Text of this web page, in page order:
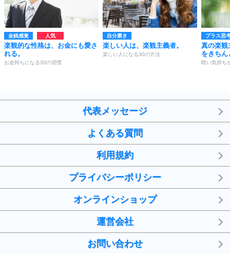
金銭感覚
楽観的な性格は、お金にも愛さ
れる。
お金持ちになる30の習慣
自分磨き
楽しい人は、楽観主義者。
楽しい人になる30の方法
プラス思
真の楽観
をきちん
暗い気持ち
代表メッセージ
よくある質問
利用規約
プライバシーポリシー
オンラインショップ
運営会社
お問い合わせ